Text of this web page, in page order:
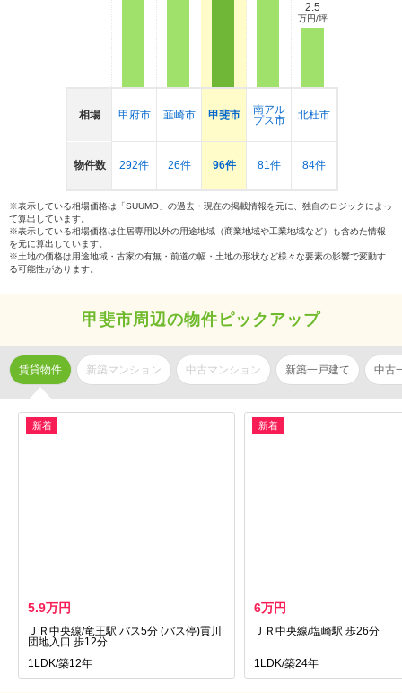
相場
物件数
甲府市
292件
韮崎市
26件
甲斐市
96件
南アル
プス市
81件
2.5
万円/坪
北杜市
84件
※表示している相場価格は「SUUMO」の過去・現在の掲載情報を元に、独自のロジックによっ
て算出しています。
※表示している相場価格は住居専用以外の用途地域（商業地域や工業地域など）も含めた情報
を元に算出しています。
※土地の価格は用途地域・古家の有無・前道の幅・土地の形状など様々な要素の影響で変動す
る可能性があります。
甲斐市周辺の物件ピックアップ
賃貸物件 新築マンション 中古マンション 新築一戸建て 中古
新着
5.9万円
ＪＲ中央線/竜王駅 バス5分 (バス停)貢川
団地入口 歩12分
1LDK/築12年
新着
6万円
ＪＲ中央線/塩崎駅 歩26分
1LDK/築24年